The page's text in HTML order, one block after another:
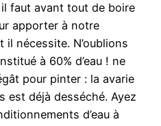
faut avant tout de boire
apporter à notre
il nécessite. N’oublions
à 60% d’eau ! ne
pour pinter : la avarie
est déjà desséché. Ayez
d’eau à